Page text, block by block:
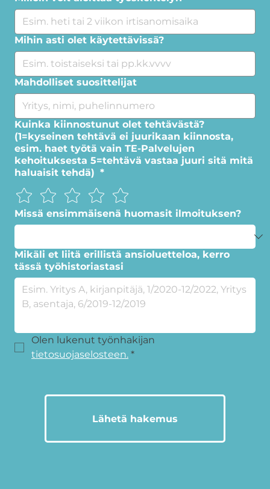
Mihin asti olet käytettävissä?
Mahdolliset suosittelijat
Kuinka kiinnostunut olet tehtävästä?
(1=kyseinen tehtävä ei juurikaan kiinnosta,
esim. haet työtä vain TE-Palvelujen
kehoituksesta 5=tehtävä vastaa juuri sitä mitä
haluaisit tehdä) *
Missä ensimmäisenä huomasit ilmoituksen?
Mikäli et liitä erillistä ansioluetteloa, kerro
tässä työhistoriastasi
tietosuojaselosteen. *
Lähetä hakemus